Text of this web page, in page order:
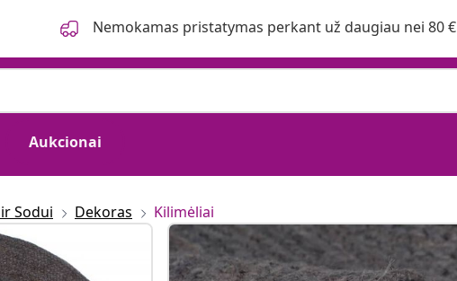
Nemokamas pristatymas perkant už daugiau nei 80 €
Aukcionai
Sodui Dekoras Kilimėliai